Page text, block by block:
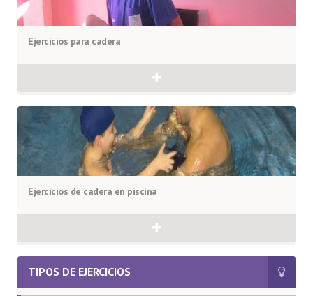
Ejercicios para cadera
Ejercicios de cadera en piscina
TIPOS DE EJERCICIOS